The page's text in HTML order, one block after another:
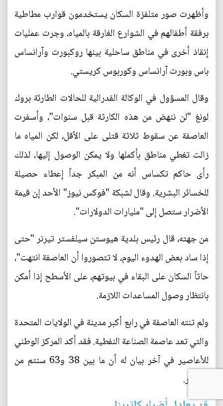
وأظهرت صور متلفزة السكان يستخدمون قوارب مطاطية
برفقة أطفالهم في الشوارع الغارقة بالمياه، وجرت عمليات
إنقاذ أخرى في مناطق ساحلية بينها روكبورت وآرانساس
باس وبورت آرانساس وكوربوس كريستي.
وقال المسؤول في الوكالة الفدرالية للحالات الطارئة بروك
لونغ "لن ننهض من هذه الكارثة قبل سنوات"، وأسفرت
العاصفة عن سقوط ثلاثة قتلى على الأقل، لكن المياه ما
زالت تغطي مناطق بأكملها ولا يمكن الوصول إليها، لذلك
رأى حاكم تكساس أنه من المبكر جداً إعطاء حصيلة
للخسائر البشرية. وقال لشبكة "فوكس نيوز" الأحد إن قيمة
الأضرار ستصل إلى "مليارات الدولارات".
من جهته، قال رئيس بلدية هيوستن سيلفستر تيرنر "حتى
إذا ساد بعض الهدوء اليوم، لا تتصوروا أن العاصفة انتهت"،
حاثاً السكان على البقاء في بيوتهم، على الأسطح إذا أمكن
بانتظار وصول المساعدات اللازمة.
ولم تنته العاصفة في رابع أكبر مدينة في الولايات المتحدة
والتي تعد عاصمة الصناعة النفطية. فقد أكد المركز الوطني
للأعاصير في آخر بيان له أن ما بين 38 و63 سنتم من
الأمطار.